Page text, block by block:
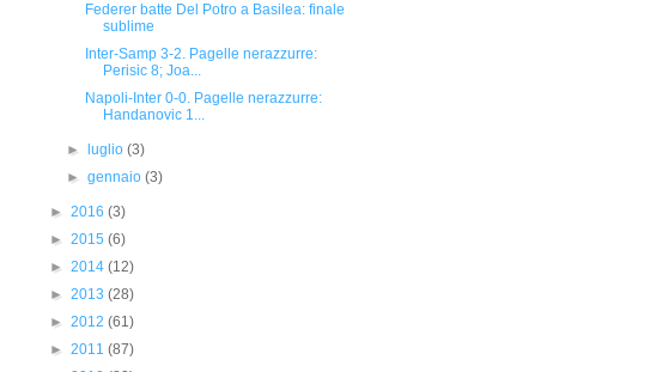
Federer batte Del Potro a Basilea: finale
sublime
Inter-Samp 3-2. Pagelle nerazzurre:
Perisic 8; Joa...
Napoli-Inter 0-0. Pagelle nerazzurre:
Handanovic 1...
► luglio(3)
►gennaio(3)
► 2016 (3)
► 2015 (6)
► 2014 (12)
► 2013 (28)
► 2012 (61)
► 2011 (87)